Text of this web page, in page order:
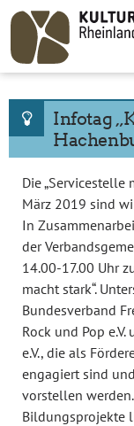
Skip
content
Infotag
Die „Servicestelle
März 2019 sind
In
der
14.00-17.00 Uhr
macht stark“.
Bundesverband
Rock und Pop
e.V., die als
engagiert sind
vorstellen
Bildungsprojekte